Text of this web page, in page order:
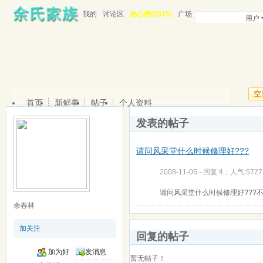
我的 讨论区 热心榜(2015) 广场 用户
空
首页 新鲜事 帖子 个人资料
余春林
加关注
加为好
发消息
发表的帖子
请问风采堂什么时候修理好???
2008-11-05 - 回复:4，人气
请问风采堂什么时候修理好???
回复的帖子
暂无帖子！